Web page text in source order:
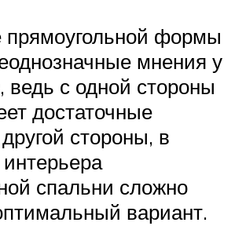
формы
мнения у
ведь с одной стороны
достаточные
стороны, в
спальни сложно
вариант.